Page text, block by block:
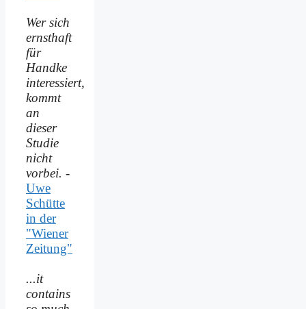
Wer sich
ernsthaft
für
Handke
interessiert,
kommt
an
dieser
Studie
nicht
vorbei. -
Uwe
Schütte
in der
"Wiener
Zeitung"
...it
contains